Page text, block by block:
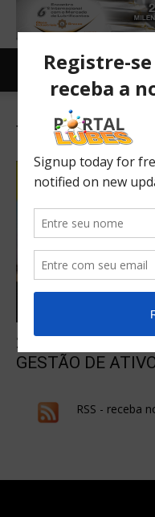
Tag:
2º WORKSHOP
GESTÃO DE
RSS - receba